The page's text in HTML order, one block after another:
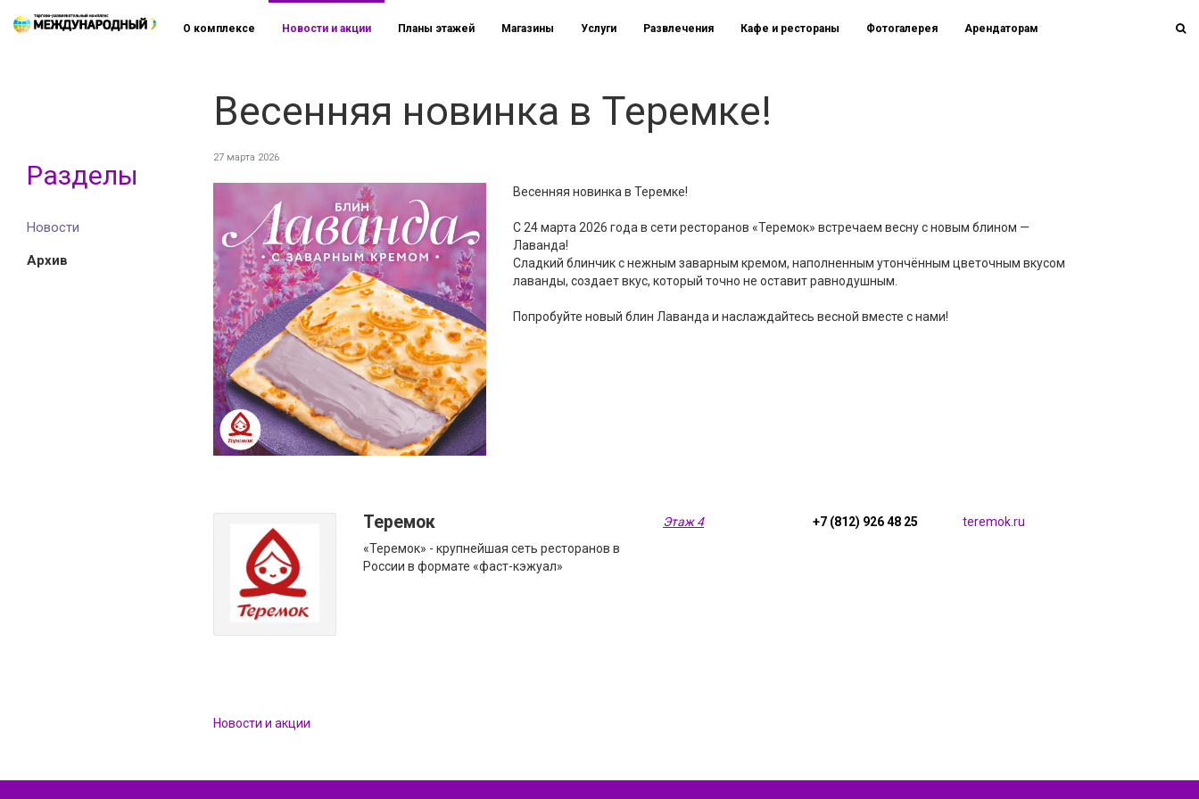
Разделы
Новости
Архив
О комплексе Новости и акции Планы этажей Магазины Услуги Развлечения Кафе и рестораны Фотогалерея Арендаторам
Весенняя новинка в Теремке!
27 марта 2026
Весенняя новинка в Теремке!
С 24 марта 2026 года в сети ресторанов «Теремок» встречаем весну с новым блином —
Лаванда!
Сладкий блинчик с нежным заварным кремом, наполненным утончённым цветочным вкусом
лаванды, создает вкус, который точно не оставит равнодушным.
Попробуйте новый блин Лаванда и наслаждайтесь весной вместе с нами!
Теремок
«Теремок» - крупнейшая сеть ресторанов в
России в формате «фаст-кэжуал»
Этаж 4 +7 (812) 926 48 25 teremok.ru
Новости и акции